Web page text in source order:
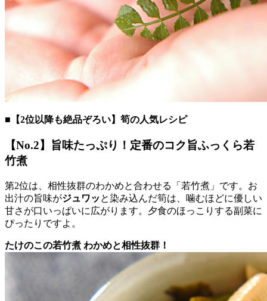
■【2位以降も絶品ぞろい】筍の人気レシピ
【No.2】旨味たっぷり！定番のコク旨ふっくら若
竹煮
第2位は、相性抜群のわかめと合わせる「若竹煮」です。お
出汁の旨味がジュワッ と染み込んだ筍は、噛むほどに優しい
甘さが口いっぱいに広がります。夕食のほっこりする副菜に
ぴったりですよ。
たけのこの若竹煮 わかめと相性抜群！